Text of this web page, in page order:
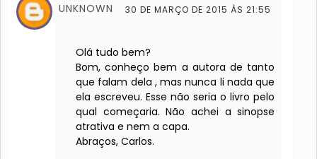
UNKNOWN 30 DE MARÇO DE 2015 ÀS 21:55
Olá tudo bem?
Bom, conheço bem a autora de tanto
que falam dela , mas nunca li nada que
ela escreveu. Esse não seria o livro pelo
qual começaria. Não achei a sinopse
atrativa e nem a capa.
Abraços, Carlos.